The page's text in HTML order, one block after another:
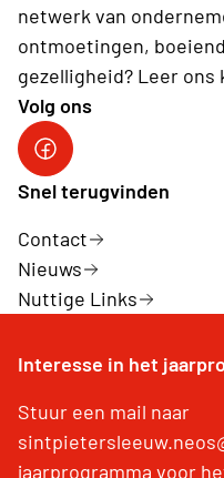
netwerk van
ontmoetingen,
gezelligheid? Leer ons
Volg ons
Facebook
Snel terugvinden
Contact
Nieuws
Nuttige Links
Interesse in het
Stuur een mail naar
jaarprogramma voor